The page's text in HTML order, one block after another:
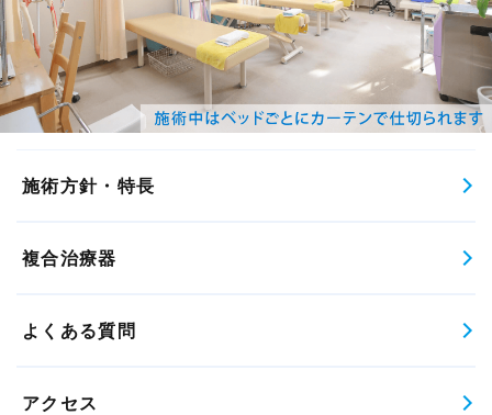
施術方針・特長
複合治療器
よくある質問
アクセス